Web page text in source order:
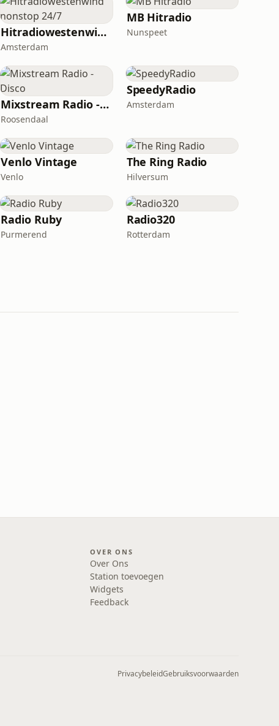
Hitradiowestenwind nonstop 24/7
Amsterdam
MB Hitradio
Nunspeet
Mixstream Radio - Disco
Roosendaal
SpeedyRadio
Amsterdam
Venlo Vintage
Venlo
The Ring Radio
Hilversum
Radio Ruby
Purmerend
Radio320
Rotterdam
OVER ONS
Over Ons
Station toevoegen
Widgets
Feedback
PrivacybeleidGebruiksvoorwaarden